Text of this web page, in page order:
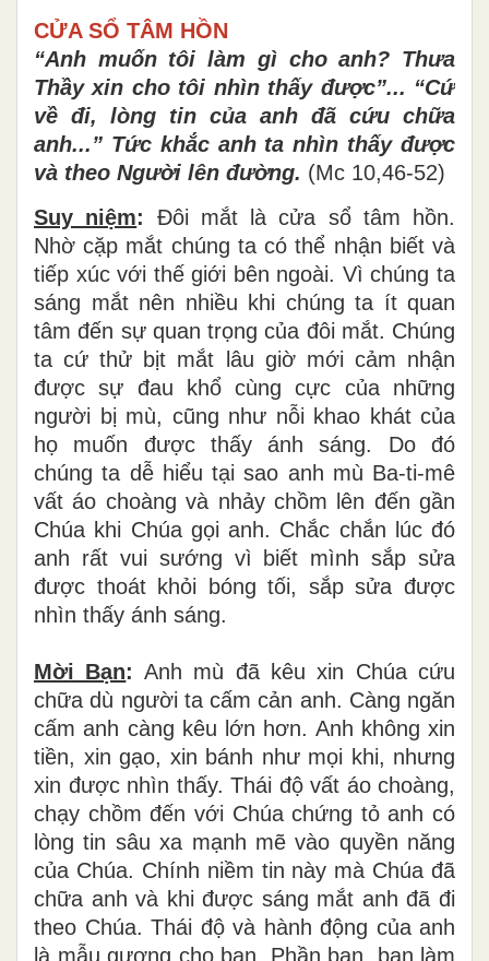
CỬA SỔ TÂM HỒN
“Anh muốn tôi làm gì cho anh? Thưa
Thầy xin cho tôi nhìn thấy được”... “Cứ
về đi, lòng tin của anh đã cứu chữa
anh...” Tức khắc anh ta nhìn thấy được
và theo Người lên đường. (Mc 10,46-52)
Suy niệm:
Đôi mắt là cửa sổ tâm hồn.
Nhờ cặp mắt chúng ta có thể nhận biết và
tiếp xúc với thế giới bên ngoài. Vì chúng ta
sáng mắt nên nhiều khi chúng ta ít quan
tâm đến sự quan trọng của đôi mắt. Chúng
ta cứ thử bịt mắt lâu giờ mới cảm nhận
được sự đau khổ cùng cực của những
người bị mù, cũng như nỗi khao khát của
họ muốn được thấy ánh sáng. Do đó
chúng ta dễ hiểu tại sao anh mù Ba-ti-mê
vất áo choàng và nhảy chồm lên đến gần
Chúa khi Chúa gọi anh. Chắc chắn lúc đó
anh rất vui sướng vì biết mình sắp sửa
được thoát khỏi bóng tối, sắp sửa được
nhìn thấy ánh sáng.
Mời Bạn: Anh mù đã kêu xin Chúa cứu
chữa dù người ta cấm cản anh. Càng ngăn
cấm anh càng kêu lớn hơn. Anh không xin
tiền, xin gạo, xin bánh như mọi khi, nhưng
xin được nhìn thấy. Thái độ vất áo choàng,
chạy chồm đến với Chúa chứng tỏ anh có
lòng tin sâu xa mạnh mẽ vào quyền năng
của Chúa. Chính niềm tin này mà Chúa đã
chữa anh và khi được sáng mắt anh đã đi
theo Chúa. Thái độ và hành động của anh
là mẫu gương cho bạn. Phần bạn, bạn làm